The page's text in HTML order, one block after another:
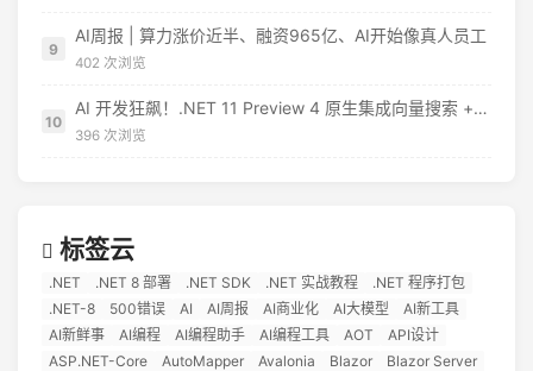
9
AI周报 | 算力涨价近半、融资965亿、AI开始像真人员工
402 次浏览
10
AI 开发狂飙！.NET 11 Preview 4 原生集成向量搜索 + MCP 模板，EF Core 直接对标 RAG 应用
396 次浏览
标签云
.NET .NET 8 部署 .NET SDK .NET 实战教程
.NET 程序打包
.NET-8
500错误 AI AI周报 AI商业化 AI大模型
AI新工具
AI新鲜事
AI编程 AI编程助手 AI编程工具 AOT
API设计
ASP.NET-Core
AutoMapper Avalonia Blazor
Blazor Server